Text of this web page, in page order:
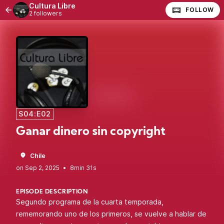
Cultura Libre
2 followers FOLLOW
S04:E02
Ganar dinero sin copyright
Chile
•
8min 31s
EPISODE DESCRIPTION
Segundo programa de la cuarta temporada,
rememorando uno de los primeros, se vuelve a hablar de